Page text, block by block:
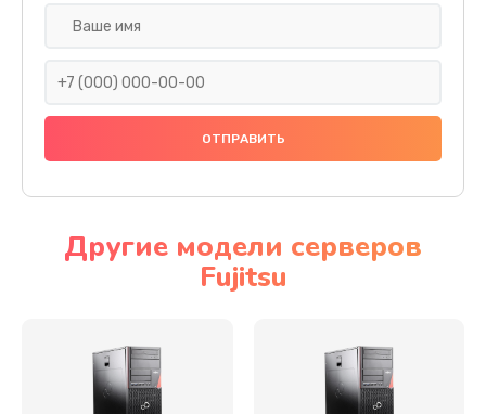
Другие модели серверов
Fujitsu